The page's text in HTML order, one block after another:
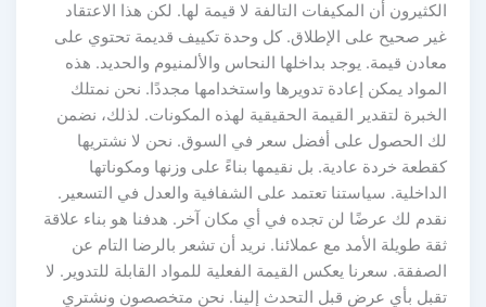
الكثيرون أن المكيفات التالفة لا قيمة لها. لكن هذا الاعتقاد
غير صحيح على الإطلاق. كل وحدة تكييف قديمة تحتوي على
معادن قيمة. يوجد بداخلها النحاس والألمنيوم والحديد. هذه
المواد يمكن إعادة تدويرها واستخدامها مجددًا. نحن نمتلك
الخبرة لتقدير القيمة الحقيقية لهذه المكونات. لذلك، نضمن
لك الحصول على أفضل سعر في السوق. نحن لا نشتريها
كقطعة خردة عادية. بل نقيمها بناءً على وزنها ومكوناتها
الداخلية. سياستنا تعتمد على الشفافية والعدل في التسعير.
نقدم لك عرضًا لن تجده في أي مكان آخر. هدفنا هو بناء علاقة
ثقة طويلة الأمد مع عملائنا. نريد أن تشعر بالرضا التام عن
الصفقة. سعرنا يعكس القيمة الفعلية للمواد القابلة للتدوير. لا
تقبل بأي عرض قبل التحدث إلينا. نحن متخصصون ونشتري